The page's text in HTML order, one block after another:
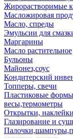
Жирорастворимые
Масложировая
Масло, спреды
Эмульсии для
Маргарины
Масло растительное
Бульоны
Майонез,соус
Кондитерский
Топперы, свечи
Пластиковые формы
весы,термометры
Открытки, наклейки
Глазирование и